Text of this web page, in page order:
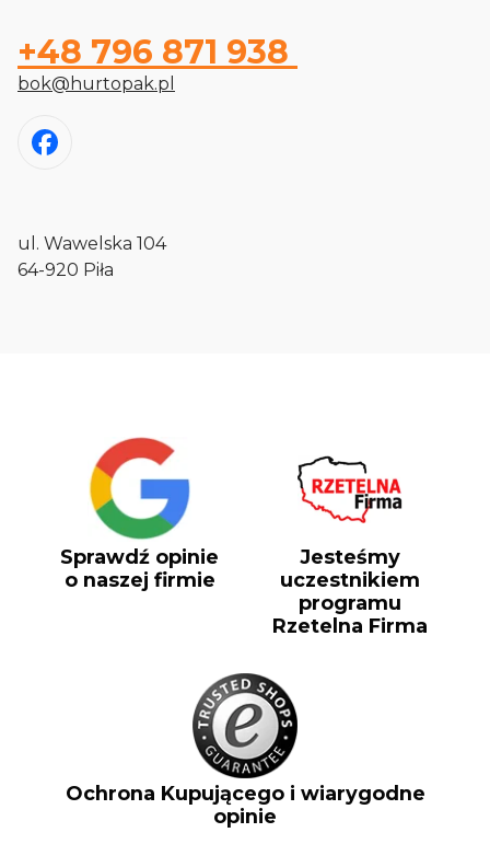
+48 796 871 938
bok@hurtopak.pl
ul. Wawelska 104
64-920 Piła
Sprawdź opinie
o naszej firmie
Jesteśmy
uczestnikiem
programu
Rzetelna Firma
Ochrona Kupującego i wiarygodne
opinie